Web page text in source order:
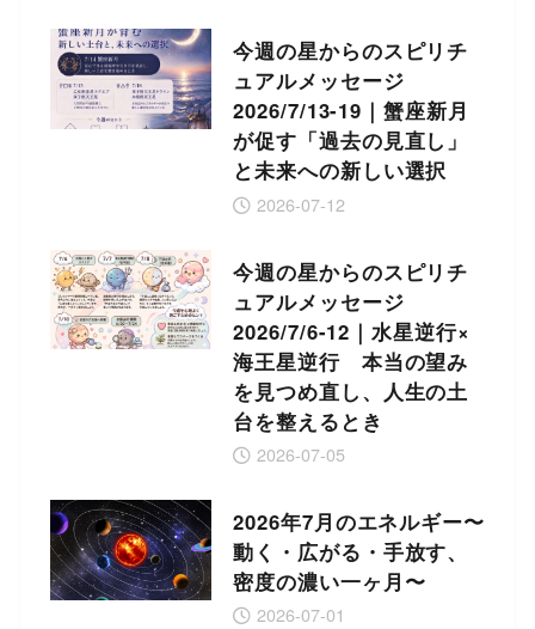
今週の星からのスピリチ
ュアルメッセージ
2026/7/13-19｜蟹座新月
が促す「過去の見直し」
と未来への新しい選択
2026-07-12
今週の星からのスピリチ
ュアルメッセージ
2026/7/6-12｜水星逆行×
海王星逆行 本当の望み
を見つめ直し、人生の土
台を整えるとき
2026-07-05
2026年7月のエネルギー〜
動く・広がる・手放す、
密度の濃い一ヶ月〜
2026-07-01